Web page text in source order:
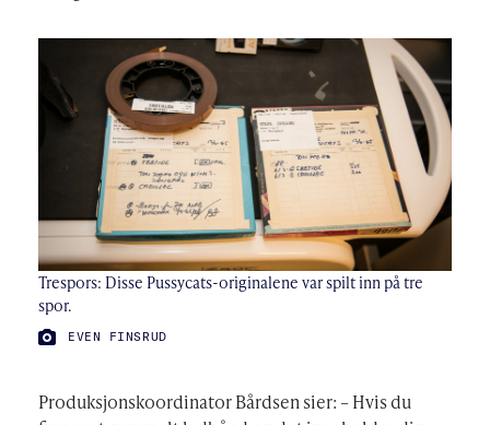
Trespors: Disse Pussycats-originalene var spilt inn på tre
spor.
FOTO:
EVEN FINSRUD
Produksjonskoordinator Bårdsen sier: – Hvis du